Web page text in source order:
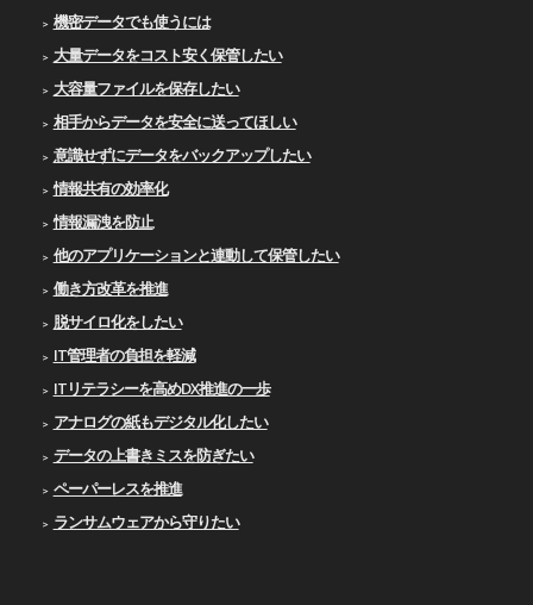
機密データでも使うには
大量データをコスト安く保管したい
大容量ファイルを保存したい
相手からデータを安全に送ってほしい
意識せずにデータをバックアップしたい
情報共有の効率化
情報漏洩を防止
他のアプリケーションと連動して保管したい
働き方改革を推進
脱サイロ化をしたい
IT管理者の負担を軽減
ITリテラシーを高めDX推進の一歩
アナログの紙もデジタル化したい
データの上書きミスを防ぎたい
ペーパーレスを推進
ランサムウェアから守りたい